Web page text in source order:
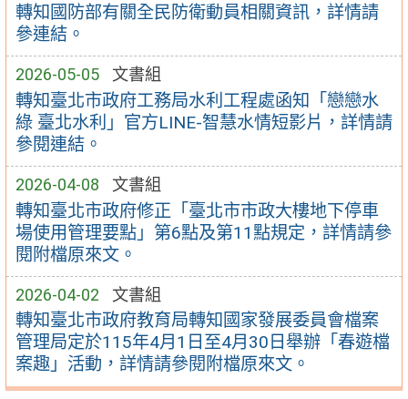
轉知國防部有關全民防衛動員相關資訊，詳情請
參連結。
2026-05-05 文書組
轉知臺北市政府工務局水利工程處函知「戀戀水
綠 臺北水利」官方LINE-智慧水情短影片，詳情請
參閱連結。
2026-04-08 文書組
轉知臺北市政府修正「臺北市市政大樓地下停車
場使用管理要點」第6點及第11點規定，詳情請參
閱附檔原來文。
2026-04-02 文書組
轉知臺北市政府教育局轉知國家發展委員會檔案
管理局定於115年4月1日至4月30日舉辦「春遊檔
案趣」活動，詳情請參閱附檔原來文。